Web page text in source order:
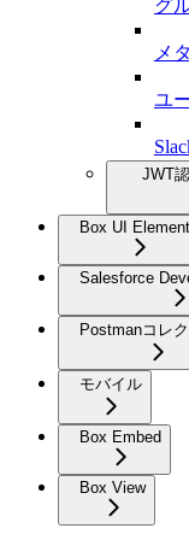
グ
メ
ユ
JWT
Box UI
Salesforce
Postmanコレ
モバイル
Box Embed
Box View